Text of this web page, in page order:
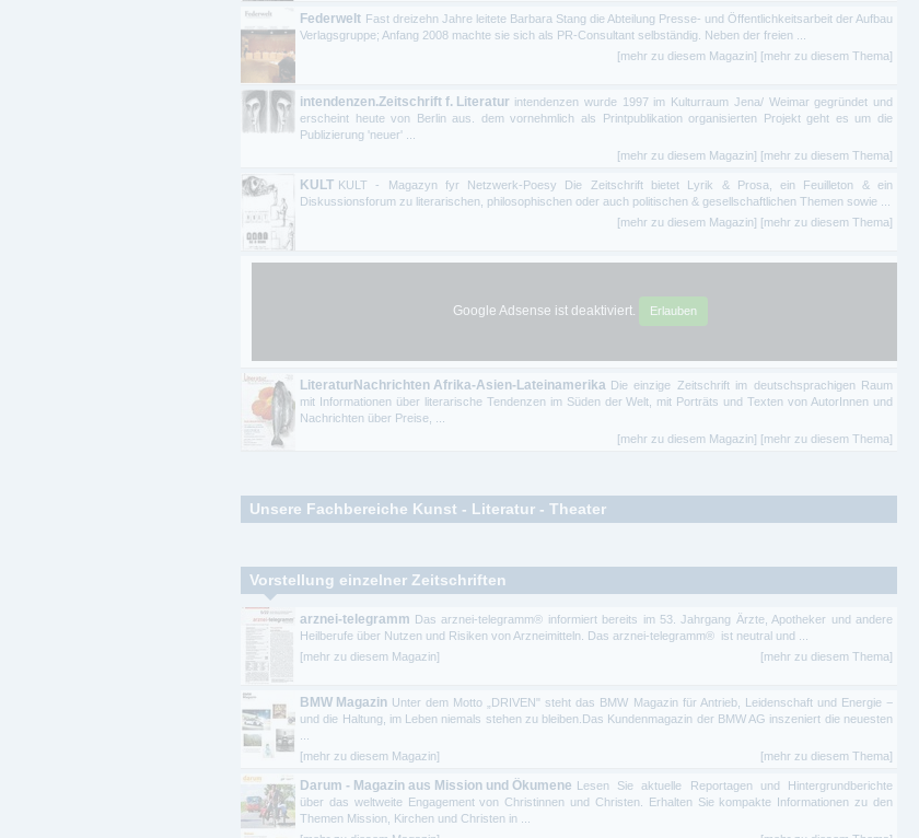
Federwelt Fast dreizehn Jahre leitete Barbara Stang die Abteilung Presse- und Öffentlichkeitsarbeit der Aufbau
Verlagsgruppe; Anfang 2008 machte sie sich als PR-Consultant selbständig. Neben der freien ...
[mehr zu diesem Magazin] [mehr zu diesem Thema]
intendenzen.Zeitschrift f. Literatur intendenzen wurde 1997 im Kulturraum Jena/ Weimar gegründet und
erscheint heute von Berlin aus. dem vornehmlich als Printpublikation organisierten Projekt geht es um die
Publizierung 'neuer' ...
[mehr zu diesem Magazin] [mehr zu diesem Thema]
KULT KULT - Magazyn fyr Netzwerk-Poesy Die Zeitschrift bietet Lyrik & Prosa, ein Feuilleton & ein
Diskussionsforum zu literarischen, philosophischen oder auch politischen & gesellschaftlichen Themen sowie ...
[mehr zu diesem Magazin] [mehr zu diesem Thema]
Google Adsense ist deaktiviert. Erlauben
LiteraturNachrichten Afrika-Asien-Lateinamerika Die einzige Zeitschrift im deutschsprachigen Raum
mit Informationen über literarische Tendenzen im Süden der Welt, mit Porträts und Texten von AutorInnen und
Nachrichten über Preise, ...
[mehr zu diesem Magazin] [mehr zu diesem Thema]
Unsere Fachbereiche Kunst - Literatur - Theater
Bildende Kunst - Kunsthandwerk – Malerei – Plastik - Grafik
Literatur - Epik – Dramatik – Lyrik – Essayistik
Theater - Oper - Operette - Musical - Tanz
Theater - Schauspiel – Kabarett – Bühne Literatur
Vorstellung einzelner Zeitschriften
arznei-telegramm Das arznei-telegramm® informiert bereits im 53. Jahrgang Ärzte, Apotheker und andere
Heilberufe über Nutzen und Risiken von Arzneimitteln. Das arznei-telegramm® ist neutral und ...
[mehr zu diesem Magazin]
[mehr zu diesem Thema]
BMW Magazin Unter dem Motto „DRIVEN" steht das BMW Magazin für Antrieb, Leidenschaft und Energie −
und die Haltung, im Leben niemals stehen zu bleiben.Das Kundenmagazin der BMW AG inszeniert die neuesten
[mehr zu diesem Magazin]
[mehr zu diesem Thema]
Darum - Magazin aus Mission und Ökumene Lesen Sie aktuelle Reportagen und Hintergrundberichte
über das weltweite Engagement von Christinnen und Christen. Erhalten Sie kompakte Informationen zu den
Themen Mission, Kirchen und Christen in ...